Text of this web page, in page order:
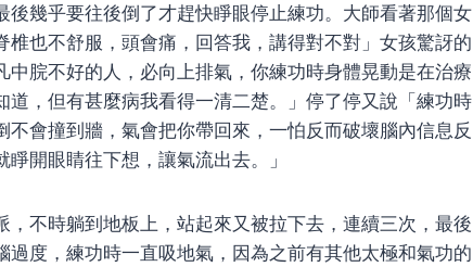
幾乎要往後倒了才趕快睜眼停止練功。大師看著那個女
也不舒服，頭會痛，回答我，講得對不對」女孩驚訝的
脘不好的人，必向上排氣，你練功時身體晃動是在治療
，但有甚麼病我看得一清二楚。」停了停又說「練功時
會撞到牆，氣會把你帶回來，一怕反而破壞腦內信息反
開眼睛往下想，讓氣流出去。」
，不時躺到地板上，站起來又被拉下去，連續三次，最後
度，練功時一直吸地氣，因為之前有其他太極和氣功的